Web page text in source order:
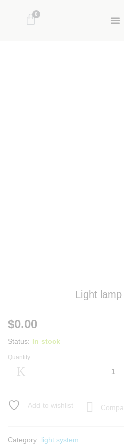
Light
$0.00
Status: In stock
Quantity
Add to wishlist
Category: light system